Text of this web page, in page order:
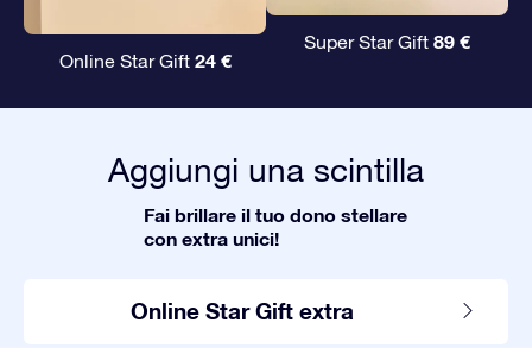
Online Star Gift 24 €
Super Star Gift 89 €
Aggiungi una scintilla
Fai brillare il tuo dono stellare
con extra unici!
Online Star Gift extra